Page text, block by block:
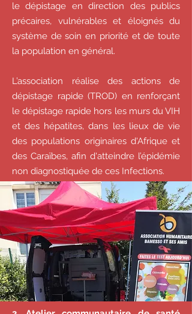
le dépistage en direction des publics
précaires, vulnérables et éloignés du
système de soin en priorité et de toute
la population en général.
L’association réalise des actions de
dépistage rapide (TROD) en renforçant
le dépistage rapide hors les murs du VIH
et des hépatites, dans les lieux de vie
des populations originaires d'Afrique et
des Caraïbes, afin d'atteindre l’épidémie
non diagnostiquée de ces Infections.